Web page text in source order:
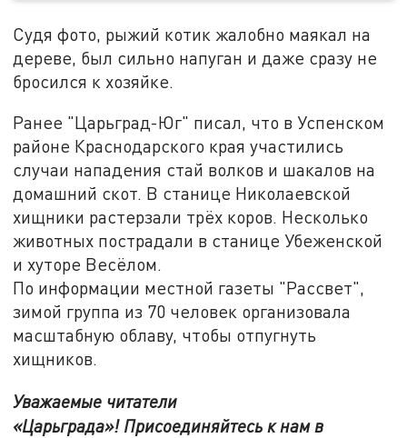
Судя фото, рыжий котик жалобно маякал на
дереве, был сильно напуган и даже сразу не
бросился к хозяйке.
Ранее "Царьград-Юг" писал, что в Успенском
районе Краснодарского края участились
случаи нападения стай волков и шакалов на
домашний скот. В станице Николаевской
хищники растерзали трёх коров. Несколько
животных пострадали в станице Убеженской
и хуторе Весёлом.
По информации местной газеты "Рассвет",
зимой группа из 70 человек организовала
масштабную облаву, чтобы отпугнуть
хищников.
Уважаемые читатели
«Царьграда»! Присоединяйтесь к нам в